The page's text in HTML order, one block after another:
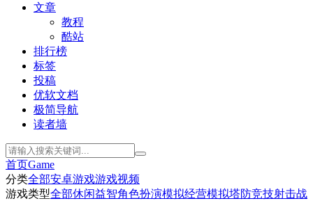
文章
教程
酷站
排行榜
标签
投稿
优软文档
极简导航
读者墙
首页Game
分类全部安卓游戏游戏视频
游戏类型全部休闲益智角色扮演模拟经营模拟塔防竞技射击战